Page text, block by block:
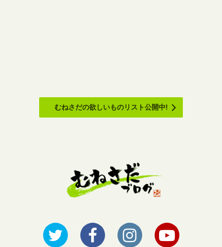
むねさだの欲しいものリスト公開中!